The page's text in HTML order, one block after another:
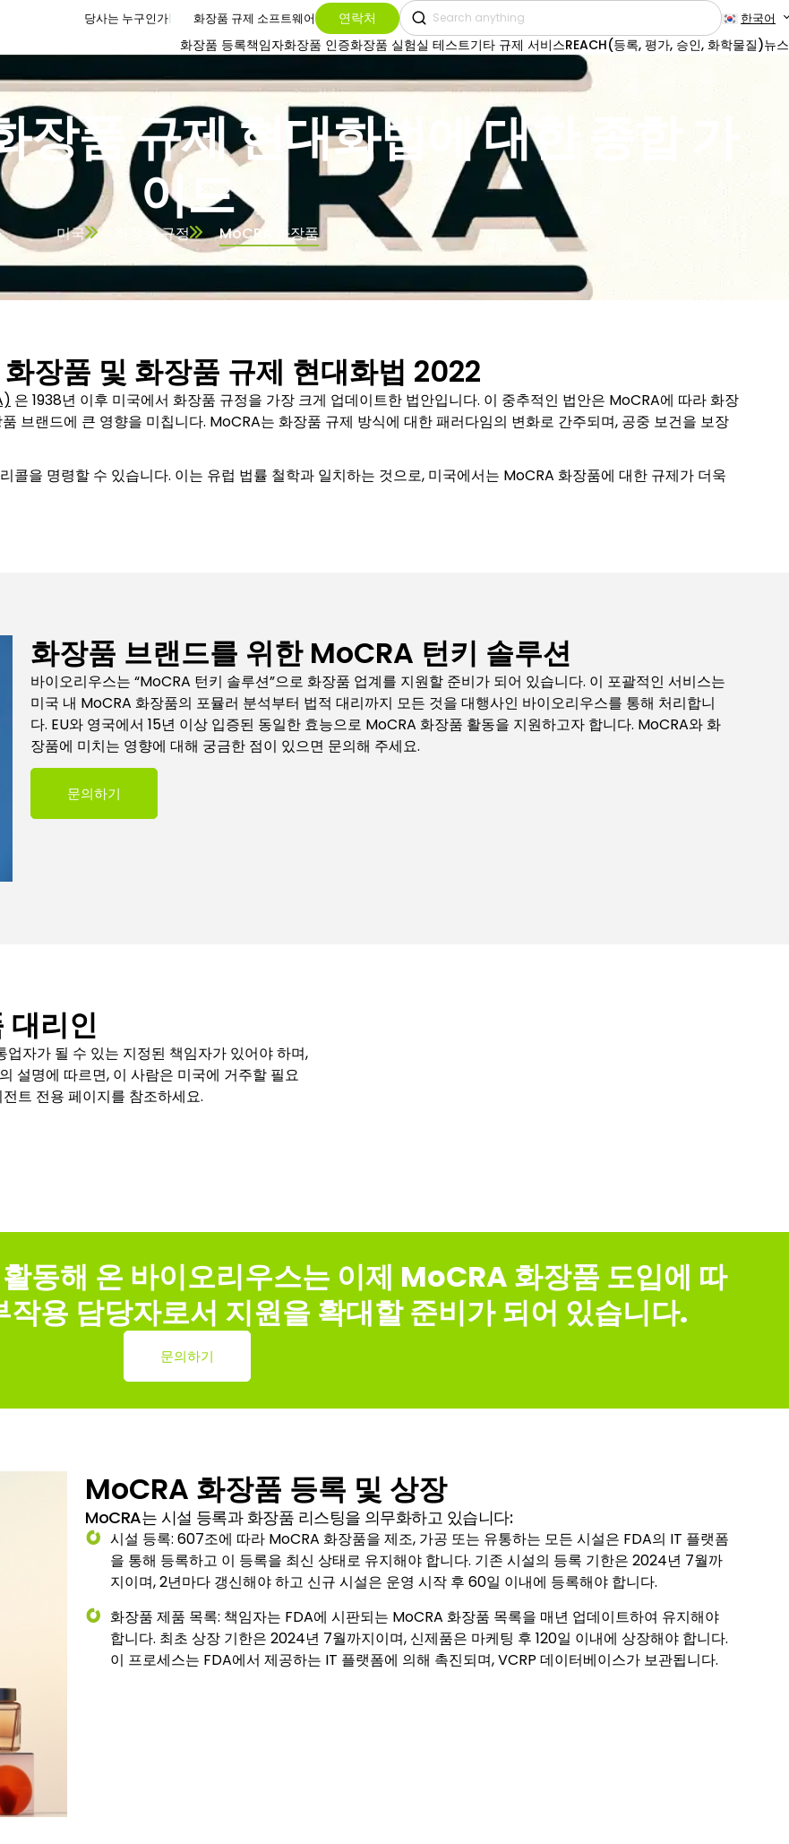
당사는 누구인가 화장품 규제 소프트웨어 연락처 한국어
화장품 등록책임자화장품 인증화장품 실험실 테스트기타 규제 서비스REACH(등록, 평가, 승인, 화학물질)뉴스
장품 규제 현대화법에 대한 종합 가
이드
미국 화장품 규정 MoCRA 화장품
장품 및 화장품 규제 현대화법 2022
은 1938년 이후 미국에서 화장품 규정을 가장 크게 업데이트한 법안입니다. 이 중추적인 법안은 MoCRA에 따라 화장
브랜드에 큰 영향을 미칩니다. MoCRA는 화장품 규제 방식에 대한 패러다임의 변화로 간주되며, 공중 보건을 보장
콜을 명령할 수 있습니다. 이는 유럽 법률 철학과 일치하는 것으로, 미국에서는 MoCRA 화장품에 대한 규제가 더욱
화장품 브랜드를 위한 MoCRA 턴키 솔루션
바이오리우스는 “MoCRA 턴키 솔루션”으로 화장품 업계를 지원할 준비가 되어 있습니다. 이 포괄적인 서비스는
미국 내 MoCRA 화장품의 포뮬러 분석부터 법적 대리까지 모든 것을 대행사인 바이오리우스를 통해 처리합니
다. EU와 영국에서 15년 이상 입증된 동일한 효능으로 MoCRA 화장품 활동을 지원하고자 합니다. MoCRA와 화
장품에 미치는 영향에 대해 궁금한 점이 있으면 문의해 주세요.
문의하기
리인
자가 될 수 있는 지정된 책임자가 있어야 하며,
설명에 따르면, 이 사람은 미국에 거주할 필요
트 전용 페이지를 참조하세요.
동해 온 바이오리우스는 이제 MoCRA 화장품 도입에 따
용 담당자로서 지원을 확대할 준비가 되어 있습니다.
문의하기
MoCRA 화장품 등록 및 상장
MoCRA는 시설 등록과 화장품 리스팅을 의무화하고 있습니다:
시설 등록: 607조에 따라 MoCRA 화장품을 제조, 가공 또는 유통하는 모든 시설은 FDA의 IT 플랫폼
을 통해 등록하고 이 등록을 최신 상태로 유지해야 합니다. 기존 시설의 등록 기한은 2024년 7월까
지이며, 2년마다 갱신해야 하고 신규 시설은 운영 시작 후 60일 이내에 등록해야 합니다.
화장품 제품 목록: 책임자는 FDA에 시판되는 MoCRA 화장품 목록을 매년 업데이트하여 유지해야
합니다. 최초 상장 기한은 2024년 7월까지이며, 신제품은 마케팅 후 120일 이내에 상장해야 합니다.
이 프로세스는 FDA에서 제공하는 IT 플랫폼에 의해 촉진되며, VCRP 데이터베이스가 보관됩니다.